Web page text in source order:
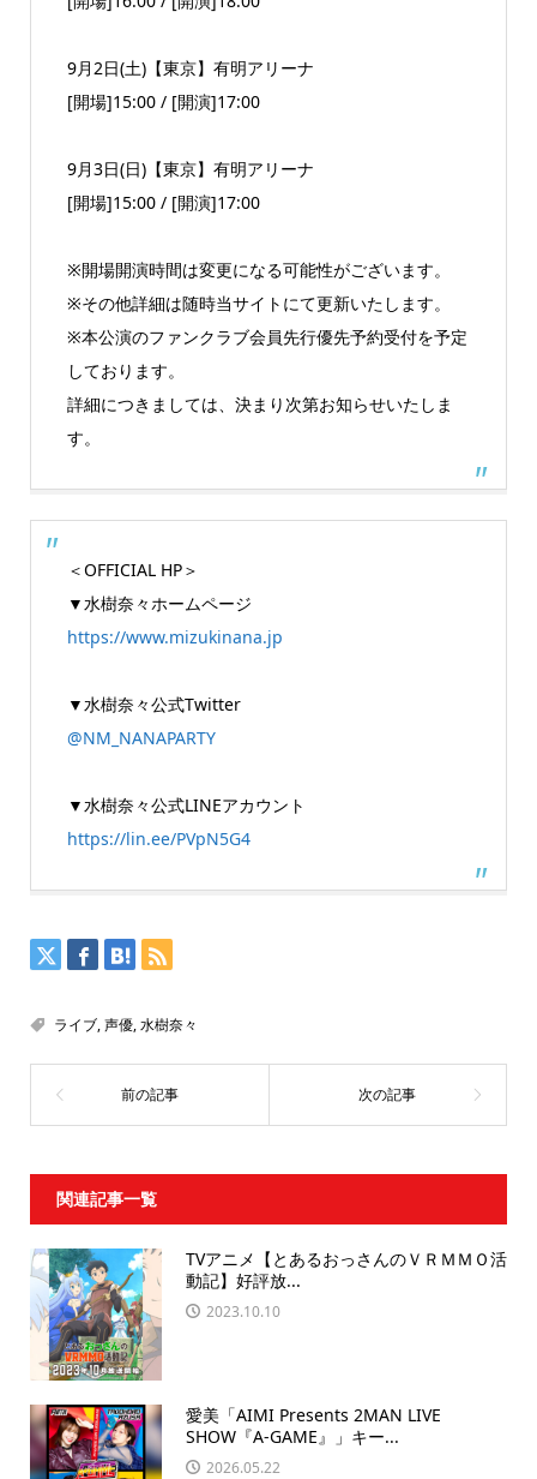
9月2日(土)【東京】有明アリーナ
[開場]15:00 / [開演]17:00
9月3日(日)【東京】有明アリーナ
[開場]15:00 / [開演]17:00
※開場開演時間は変更になる可能性がございます。
※その他詳細は随時当サイトにて更新いたします。
※本公演のファンクラブ会員先行優先予約受付を予定
しております。
詳細につきましては、決まり次第お知らせいたしま
す。
＜OFFICIAL HP＞
▼水樹奈々ホームページ
https://www.mizukinana.jp
▼水樹奈々公式Twitter
@NM_NANAPARTY
▼水樹奈々公式LINEアカウント
https://lin.ee/PVpN5G4
ライブ,声優,水樹奈々
関連記事一覧
TVアニメ【とあるおっさんのＶＲＭＭＯ活
動記】好評放...
2023.10.10
愛美「AIMI Presents 2MAN LIVE
SHOW『A-GAME』」キー...
2026.05.22